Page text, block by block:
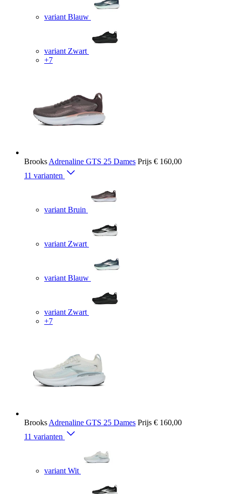
variant Blauw
variant Zwart
+7
Brooks Adrenaline GTS 25 Dames Prijs € 160,00
11 varianten
variant Bruin
variant Zwart
variant Blauw
variant Zwart
+7
Brooks Adrenaline GTS 25 Dames Prijs € 160,00
11 varianten
variant Wit